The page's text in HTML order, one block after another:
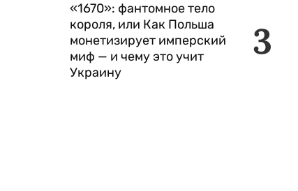
3
«1670»: фантомное тело
короля, или Как Польша
монетизирует имперский
миф — и чему это учит
Украину